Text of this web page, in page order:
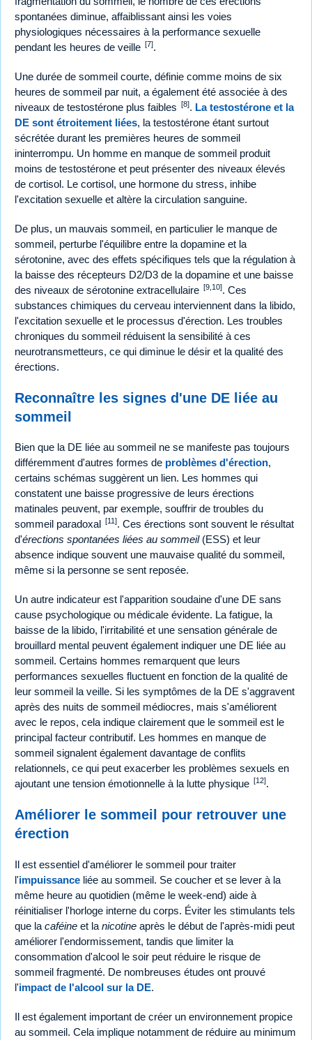
spontanées diminue, affaiblissant ainsi les voies
physiologiques nécessaires à la performance sexuelle
pendant les heures de veille [7].
Une durée de sommeil courte, définie comme moins de six
heures de sommeil par nuit, a également été associée à des
niveaux de testostérone plus faibles [8]. La testostérone et la
DE sont étroitement liées, la testostérone étant surtout
sécrétée durant les premières heures de sommeil
ininterrompu. Un homme en manque de sommeil produit
moins de testostérone et peut présenter des niveaux élevés
de cortisol. Le cortisol, une hormone du stress, inhibe
l'excitation sexuelle et altère la circulation sanguine.
De plus, un mauvais sommeil, en particulier le manque de
sommeil, perturbe l'équilibre entre la dopamine et la
sérotonine, avec des effets spécifiques tels que la régulation à
la baisse des récepteurs D2/D3 de la dopamine et une baisse
des niveaux de sérotonine extracellulaire [9,10]. Ces
substances chimiques du cerveau interviennent dans la libido,
l'excitation sexuelle et le processus d'érection. Les troubles
chroniques du sommeil réduisent la sensibilité à ces
neurotransmetteurs, ce qui diminue le désir et la qualité des
érections.
Reconnaître les signes d'une DE liée au
sommeil
Bien que la DE liée au sommeil ne se manifeste pas toujours
différemment d'autres formes de problèmes d'érection,
certains schémas suggèrent un lien. Les hommes qui
constatent une baisse progressive de leurs érections
matinales peuvent, par exemple, souffrir de troubles du
sommeil paradoxal [11]. Ces érections sont souvent le résultat
d'érections spontanées liées au sommeil(ESS) et leur
absence indique souvent une mauvaise qualité du sommeil,
même si la personne se sent reposée.
Un autre indicateur est l'apparition soudaine d'une DE sans
cause psychologique ou médicale évidente. La fatigue, la
baisse de la libido, l'irritabilité et une sensation générale de
brouillard mental peuvent également indiquer une DE liée au
sommeil. Certains hommes remarquent que leurs
performances sexuelles fluctuent en fonction de la qualité de
leur sommeil la veille. Si les symptômes de la DE s'aggravent
après des nuits de sommeil médiocres, mais s'améliorent
avec le repos, cela indique clairement que le sommeil est le
principal facteur contributif. Les hommes en manque de
sommeil signalent également davantage de conflits
relationnels, ce qui peut exacerber les problèmes sexuels en
ajoutant une tension émotionnelle à la lutte physique [12].
Améliorer le sommeil pour retrouver une
érection
Il est essentiel d'améliorer le sommeil pour traiter
l'impuissance liée au sommeil. Se coucher et se lever à la
même heure au quotidien (même le week-end) aide à
réinitialiser l'horloge interne du corps. Éviter les stimulants tels
que la caféine et la nicotine après le début de l'après-midi peut
améliorer l'endormissement, tandis que limiter la
consommation d'alcool le soir peut réduire le risque de
sommeil fragmenté. De nombreuses études ont prouvé
l'impact de l'alcool sur la DE.
Il est également important de créer un environnement propice
au sommeil. Cela implique notamment de réduire au minimum